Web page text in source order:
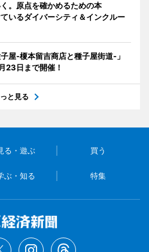
。原点を確かめるための本
いるダイバーシティ＆インクルー
屋-榎本留吉商店と種子屋街道-」
23日まで開催！
と見る
る・遊ぶ 買う
ぶ・知る 特集